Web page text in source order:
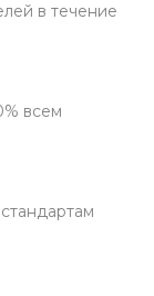
в течение
всем